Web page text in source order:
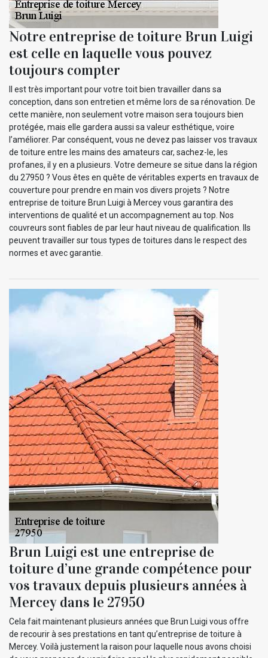
Notre entreprise de toiture Brun Luigi
est celle en laquelle vous pouvez
toujours compter
Il est très important pour votre toit bien travailler dans sa
conception, dans son entretien et même lors de sa rénovation. De
cette manière, non seulement votre maison sera toujours bien
protégée, mais elle gardera aussi sa valeur esthétique, voire
l’améliorer. Par conséquent, vous ne devez pas laisser vos travaux
de toiture entre les mains des amateurs car, sachez-le, les
profanes, il y en a plusieurs. Votre demeure se situe dans la région
du 27950 ? Vous êtes en quête de véritables experts en travaux de
couverture pour prendre en main vos divers projets ? Notre
entreprise de toiture Brun Luigi à Mercey vous garantira des
interventions de qualité et un accompagnement au top. Nos
couvreurs sont fiables de par leur haut niveau de qualification. Ils
peuvent travailler sur tous types de toitures dans le respect des
normes et avec garantie.
Brun Luigi est une entreprise de
toiture d’une grande compétence pour
vos travaux depuis plusieurs années à
Mercey dans le 27950
Cela fait maintenant plusieurs années que Brun Luigi vous offre
de recourir à ses prestations en tant qu’entreprise de toiture à
Mercey. Voilà justement la raison pour laquelle nous avons choisi